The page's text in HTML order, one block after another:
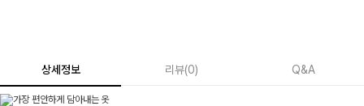
상세정보 리뷰(0) Q&A